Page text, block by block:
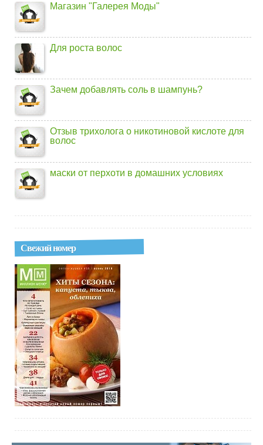
Магазин "Галерея Моды"
Для роста волос
Зачем добавлять соль в шампунь?
Отзыв трихолога о никотиновой кислоте для
волос
маски от перхоти в домашних условиях
Свежий номер